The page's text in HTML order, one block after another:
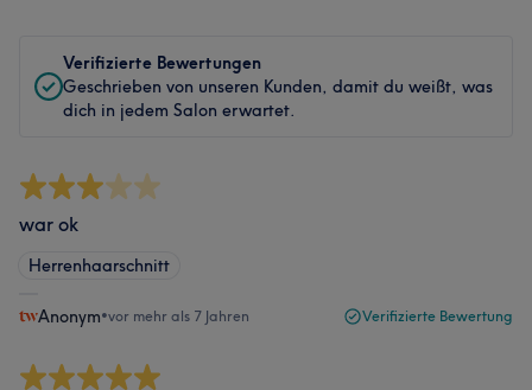
Verifizierte Bewertungen
Geschrieben von unseren Kunden, damit du weißt, was
dich in jedem Salon erwartet.
war ok
Herrenhaarschnitt
Anonym•vor mehr als 7 Jahren Verifizierte Bewertung